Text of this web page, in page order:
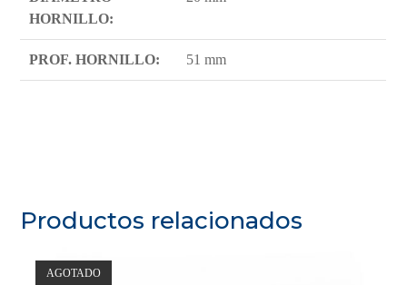
HORNILLO:
PROF. HORNILLO: 51 mm
Productos relacionados
AGOTADO